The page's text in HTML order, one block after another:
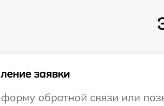
заявки
обратной связи или